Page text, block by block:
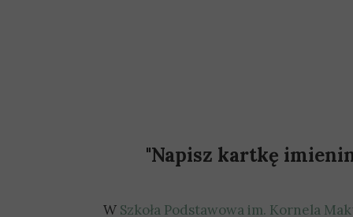
"Napisz kartkę
W Szkoła Podstawowa im. Kornela